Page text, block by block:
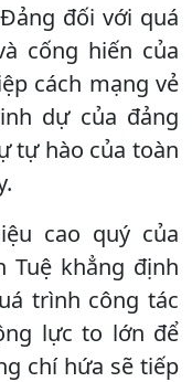
đối với quá
cống hiến của
cách mạng vẻ
dự của đảng
tự hào của toàn
cao quý của
Tuệ khẳng định
trình công tác
lực to lớn để
chí hứa sẽ tiếp